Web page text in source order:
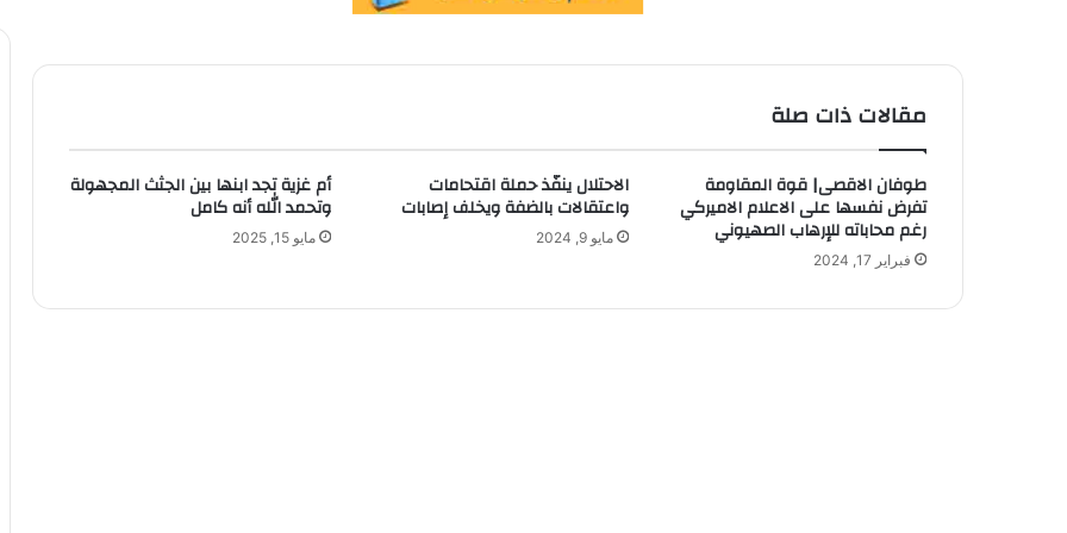
مقالات ذات صلة
طوفان الاقصى| قوة المقاومة
تفرض نفسها على الاعلام الاميركي
رغم محاباته للإرهاب الصهيوني
فبراير 17, 2024
الاحتلال ينفّذ حملة اقتحامات
واعتقالات بالضفة ويخلف إصابات
مايو 9, 2024
أم غزية تجد ابنها بين الجثث المجهولة
وتحمد الله أنه كامل
مايو 15, 2025